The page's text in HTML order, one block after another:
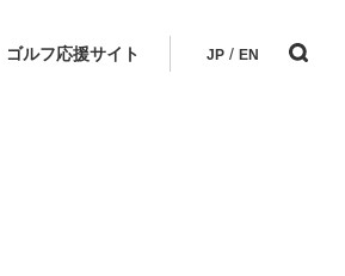
ゴルフ応援サイト JP / EN